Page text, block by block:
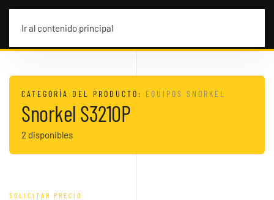
Ir al contenido principal
CATEGORÍA DEL PRODUCTO: EQUIPOS SNORKEL
Snorkel S3210P
2 disponibles
SOLICITAR PRECIO